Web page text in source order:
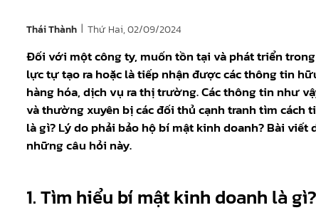
Thái Thành | Thứ Hai, 02/09/2024
Đối với một công ty, muốn tồn tại và phát triển
lực tự tạo ra hoặc là tiếp nhận được các thông tin
hàng hóa, dịch vụ ra thị trường. Các thông tin như
và thường xuyên bị các đối thủ cạnh tranh tìm cách
là gì? Lý do phải bảo hộ bí mật kinh doanh? Bài
những câu hỏi này.
1. Tìm hiểu bí mật kinh doanh là gì?